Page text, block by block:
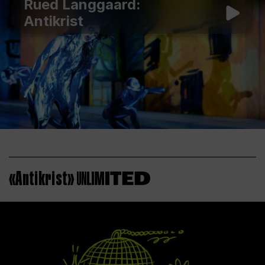
Rued Langgaard:
Antikrist
«Antikrist»